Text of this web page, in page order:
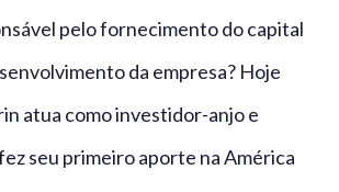
pelo fornecimento do capital
da empresa? Hoje
atua como investidor-anjo e
seu primeiro aporte na América